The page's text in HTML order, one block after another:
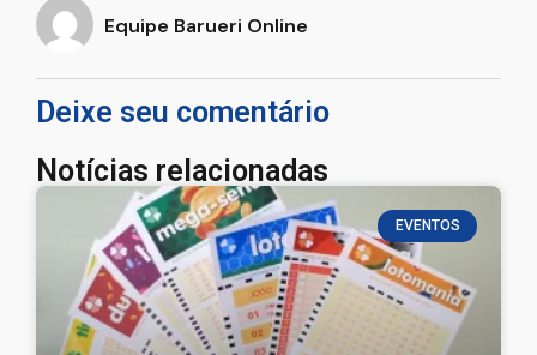
Equipe Barueri Online
Deixe seu comentário
Notícias relacionadas
EVENTOS